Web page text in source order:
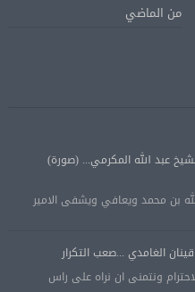
من الماضي
عبد الله المكرمي... (صورة)
بن محمد ويعافي ويشفى الامير
قينان الغامدي ...صعب التكرار
ونتمنى ان نراه على راس